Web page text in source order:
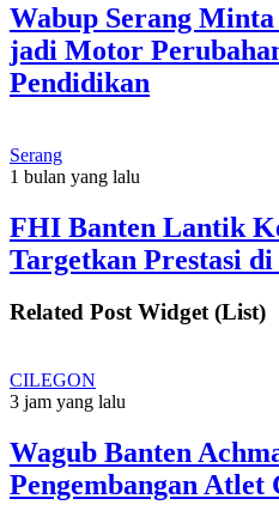
Wabup Serang
jadi Motor
Pendidikan
Serang
1 bulan yang lalu
FHI Banten Lantik
Targetkan Prestasi
Related Post Widget (List)
CILEGON
3 jam yang lalu
Wagub Banten
Pengembangan